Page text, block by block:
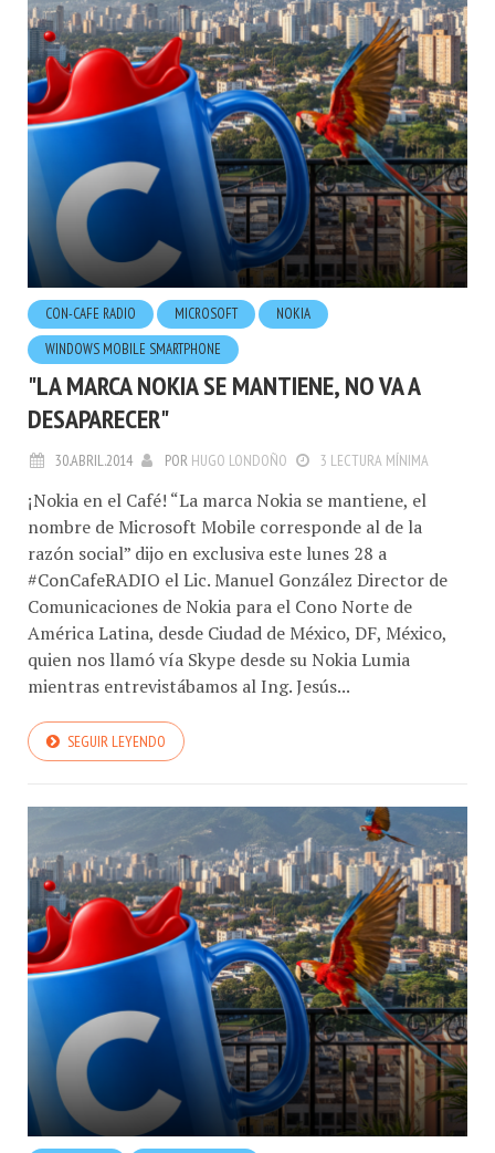
CON-CAFE RADIO MICROSOFT
NOKIA
WINDOWS MOBILE SMARTPHONE
"LA MARCA NOKIA SE MANTIENE, NO VA A
DESAPARECER"
30.ABRIL.2014 POR HUGO LONDOÑO 3 LECTURA MÍNIMA
¡Nokia en el Café! “La marca Nokia se mantiene, el
nombre de Microsoft Mobile corresponde al de la
razón social” dijo en exclusiva este lunes 28 a
#ConCafeRADIO el Lic. Manuel González Director de
Comunicaciones de Nokia para el Cono Norte de
América Latina, desde Ciudad de México, DF, México,
quien nos llamó vía Skype desde su Nokia Lumia
mientras entrevistábamos al Ing. Jesús...
SEGUIR LEYENDO